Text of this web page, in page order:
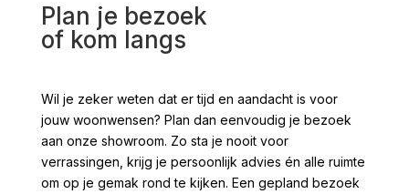
Plan je bezoek
of kom langs
Wil je zeker weten dat er tijd en aandacht is voor
jouw woonwensen? Plan dan eenvoudig je bezoek
aan onze showroom. Zo sta je nooit voor
verrassingen, krijg je persoonlijk advies én alle ruimte
om op je gemak rond te kijken. Een gepland bezoek